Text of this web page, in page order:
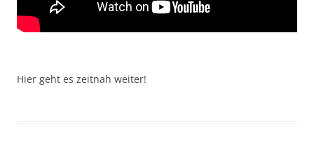
Hier geht es zeitnah weiter!